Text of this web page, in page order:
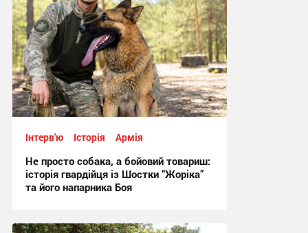
Інтерв'ю Історія Армія
Не просто собака, а бойовий товариш:
історія гвардійця із Шостки “Жоріка”
та його напарника Боя